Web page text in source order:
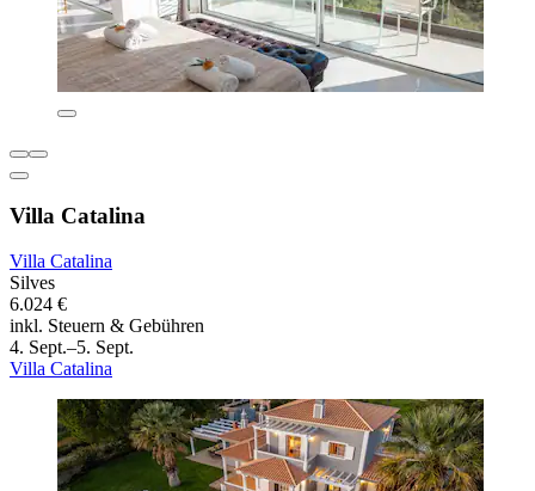
Villa Catalina
Villa Catalina
Silves
6.024 €
inkl. Steuern & Gebühren
4. Sept.–5. Sept.
Villa Catalina